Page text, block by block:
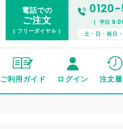
電話での
ご注文
( フリーダイヤル )
( 平日
土・日・祝日
ご利用ガイド ログイン 注文